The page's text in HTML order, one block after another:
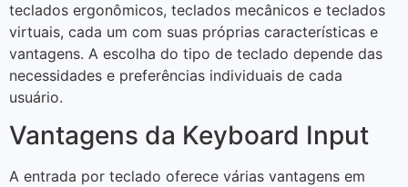
teclados ergonômicos, teclados mecânicos e teclados
virtuais, cada um com suas próprias características e
vantagens. A escolha do tipo de teclado depende das
necessidades e preferências individuais de cada
usuário.
Vantagens da Keyboard Input
A entrada por teclado oferece várias vantagens em